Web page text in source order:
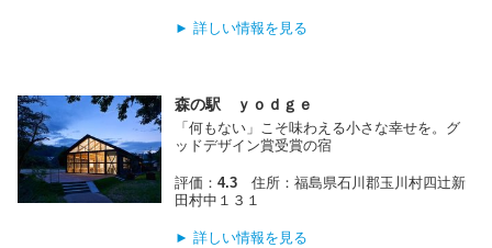
► 詳しい情報を見る
森の駅 ｙｏｄｇｅ
「何もない」こそ味わえる小さな幸せを。グ
ッドデザイン賞受賞の宿
評価：4.3 住所：福島県石川郡玉川村四辻新
田村中１３１
► 詳しい情報を見る